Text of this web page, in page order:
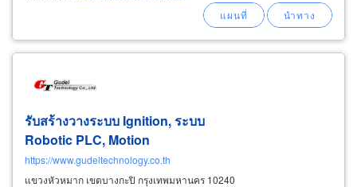
รับสร้างวางระบบ Ignition, ระบบ
Robotic PLC, Motion
https://www.gudeltechnology.co.th
แขวงหัวหมาก เขตบางกะปิ กรุงเทพมหานคร 10240